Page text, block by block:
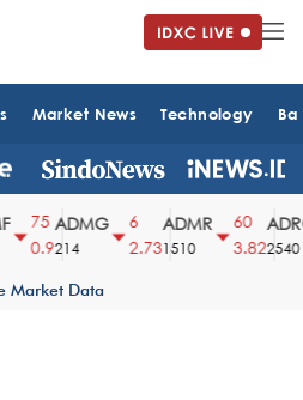
Market News Technology
75
0.9
ADMG
214
2.73
ADMR
1510
60
3.82
ADRO
2540
Market Data